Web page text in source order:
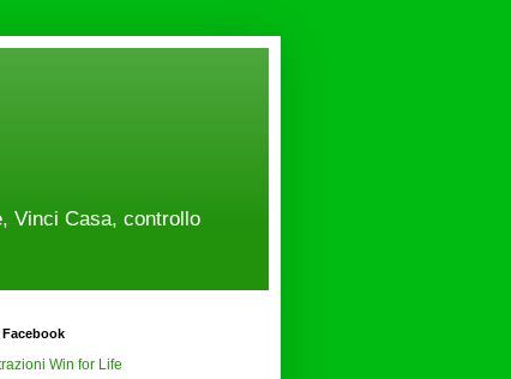
Vinci Casa, controllo
Win for Life